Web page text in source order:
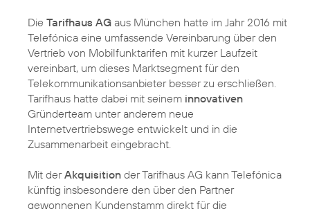
Die Tarifhaus AG aus München hatte im Jahr 2016 mit
Telefónica eine umfassende Vereinbarung über den
Vertrieb von Mobilfunktarifen mit kurzer Laufzeit
vereinbart, um dieses Marktsegment für den
Telekommunikationsanbieter besser zu erschließen.
Tarifhaus hatte dabei mit seinem innovativen
Gründerteam unter anderem neue
Internetvertriebswege entwickelt und in die
Zusammenarbeit eingebracht.
Mit derAkquisition der Tarifhaus AG kann Telefónica
künftig insbesondere den über den Partner
gewonnenen Kundenstamm direkt für die